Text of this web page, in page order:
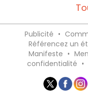
Publicité •
Référencez un
Manifeste •
confidentialité •